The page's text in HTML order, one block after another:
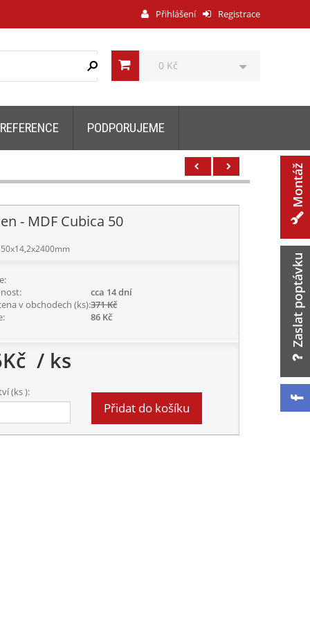
Registrace
Přihlášení
0 Kč
REFERENCE PODPORUJEME
- MDF Cubica 50
cca 14 dní
v obchodech (ks):371 Kč
86 Kč
Kč / ks
(ks ):
Přidat do košíku
Montáž
Zaslat poptávku